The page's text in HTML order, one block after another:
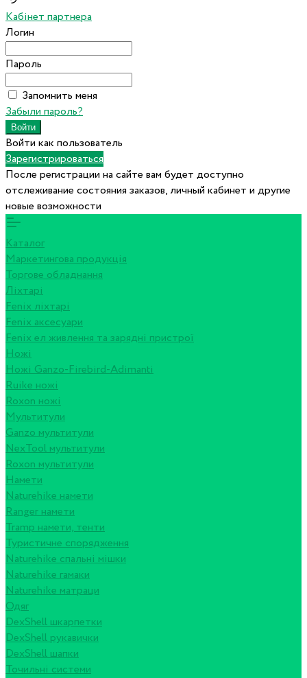
Кабінет партнера
Логин
Пароль
Запомнить меня
Забыли пароль?
Войти как пользователь
Зарегистрироваться
После регистрации на сайте вам будет доступно
отслеживание состояния заказов, личный кабинет и другие
новые возможности
Каталог
Маркетингова продукція
Торгове обладнання
Ліхтарі
Fenix ліхтарі
Fenix аксесуари
Fenix ел живлення та зарядні пристрої
Ножі
Ножі Ganzo-Firebird-Adimanti
Ruike ножі
Roxon ножi
Мультитули
Ganzo мультитули
NexTool мультитули
Roxon мультитули
Намети
Naturehike намети
Ranger намети
Tramp намети, тенти
Туристичне спорядження
Naturehike спальні мішки
Naturehike гамаки
Naturehike матраци
Одяг
DexShell шкарпетки
DexShell рукавички
DexShell шапки
Точильні системи